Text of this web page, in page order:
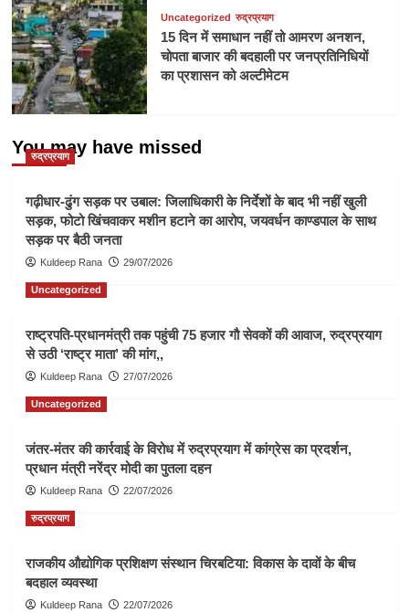
Uncategorized रुद्रप्रयाग
15 दिन में समाधान नहीं तो आमरण अनशन,
चोपता बाजार की बदहाली पर जनप्रतिनिधियों
का प्रशासन को अल्टीमेटम
You may have missed
रुद्रप्रयाग
गढ़ीधार-ढुंग सड़क पर उबाल: जिलाधिकारी के निर्देशों के बाद भी नहीं खुली
सड़क, फोटो खिंचवाकर मशीन हटाने का आरोप, जयवर्धन काण्डपाल के साथ
सड़क पर बैठी जनता
Kuldeep Rana 29/07/2026
Uncategorized
राष्ट्रपति-प्रधानमंत्री तक पहुंची 75 हजार गौ सेवकों की आवाज, रुद्रप्रयाग
से उठी ‘राष्ट्र माता’ की मांग,,
Kuldeep Rana 27/07/2026
Uncategorized
जंतर-मंतर की कार्रवाई के विरोध में रुद्रप्रयाग में कांग्रेस का प्रदर्शन,
प्रधान मंत्री नरेंद्र मोदी का पुतला दहन
Kuldeep Rana 22/07/2026
रुद्रप्रयाग
राजकीय औद्योगिक प्रशिक्षण संस्थान चिरबटिया: विकास के दावों के बीच
बदहाल व्यवस्था
Kuldeep Rana 22/07/2026